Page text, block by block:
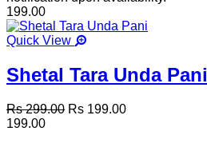
199.00
Quick View
Shetal Tara Unda Pani
Rs 299.00 Rs 199.00
199.00